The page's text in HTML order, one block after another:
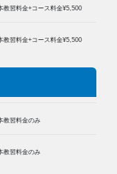
教習料金+コース料金¥5,500
教習料金+コース料金¥5,500
教習料金のみ
教習料金のみ